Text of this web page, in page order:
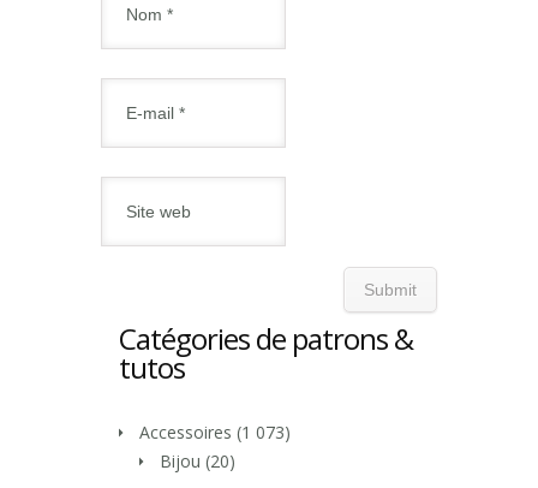
Catégories de patrons &
tutos
Accessoires (1 073)
Bijou (20)